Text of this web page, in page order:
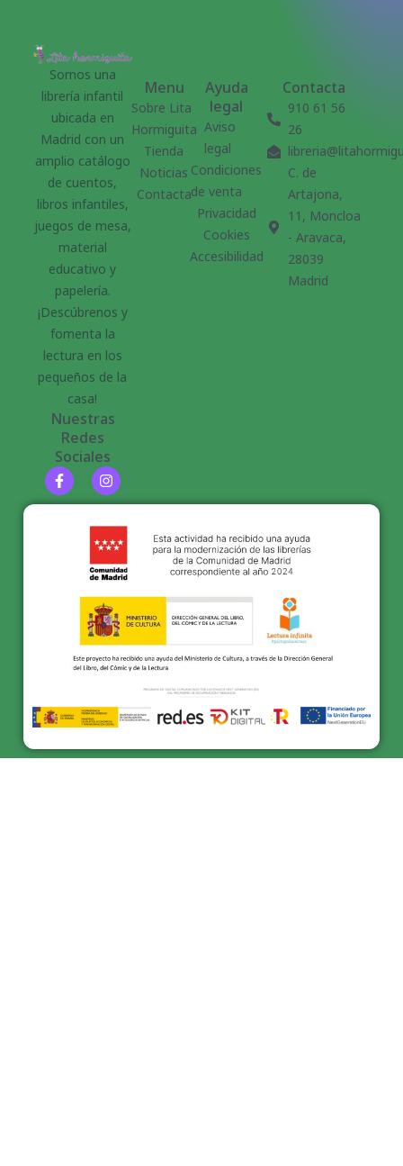
Somos una
librería infantil
ubicada en
Madrid con un
amplio catálogo
de cuentos,
libros infantiles,
juegos de mesa,
material
educativo y
papelería.
¡Descúbrenos y
fomenta la
lectura en los
pequeños de la
casa!
Nuestras
Redes
Sociales
Menu
Sobre Lita
Hormiguita
Tienda
Noticias
Contacta
Ayuda
legal
Aviso
legal
Condiciones
de venta
Privacidad
Cookies
Accesibilidad
Contacta
910 61 56
26
C. de
Artajona,
11, Moncloa
- Aravaca,
28039
Madrid